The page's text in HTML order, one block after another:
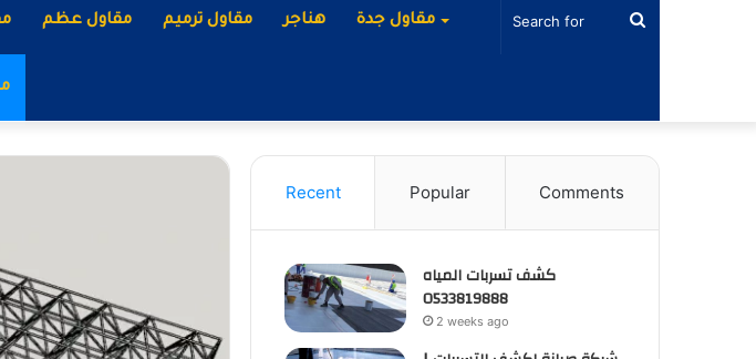
مقاول عظم مقاول ترميم هناجر مقاول جدة Search
Recent Popular Comments
كشف تسربات المياه
0533819888
2 weeks ago